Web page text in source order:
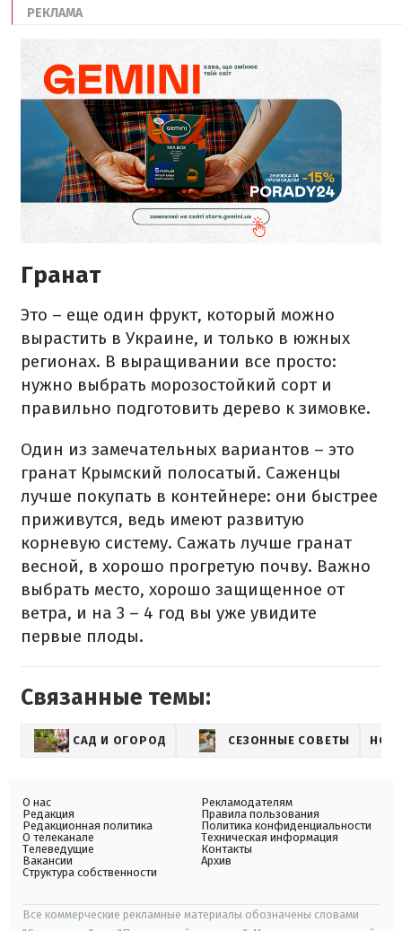
Гранат
Это – еще один фрукт, который можно
вырастить в Украине, и только в южных
регионах. В выращивании все просто:
нужно выбрать морозостойкий сорт и
правильно подготовить дерево к зимовке.
Один из замечательных вариантов – это
гранат Крымский полосатый. Саженцы
лучше покупать в контейнере: они быстрее
приживутся, ведь имеют развитую
корневую систему. Сажать лучше гранат
весной, в хорошо прогретую почву. Важно
выбрать место, хорошо защищенное от
ветра, и на 3 – 4 год вы уже увидите
первые плоды.
Связанные темы:
САД И ОГОРОД СЕЗОННЫЕ СОВЕТЫ
О нас
Редакция
Редакционная политика
О телеканале
Телеведущие
Вакансии
Структура собственности
Рекламодателям
Правила пользования
Политика конфиденциальности
Техническая информация
Контакты
Архив
Все коммерческие рекламные материалы обозначены словами